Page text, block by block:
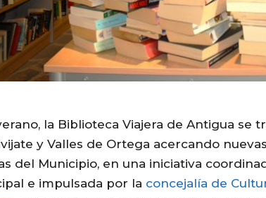
la Biblioteca Viajera de Antigua se
y Valles de Ortega acercando
del Municipio, en una iniciativa
e impulsada por la concejalía de